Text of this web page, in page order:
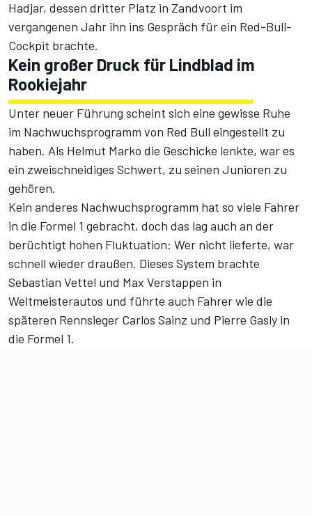
Hadjar, dessen dritter Platz in Zandvoort im
vergangenen Jahr ihn ins Gespräch für ein Red-Bull-
Cockpit brachte.
Kein großer Druck für Lindblad im
Rookiejahr
Unter neuer Führung scheint sich eine gewisse Ruhe
im Nachwuchsprogramm von Red Bull eingestellt zu
haben. Als Helmut Marko die Geschicke lenkte, war es
ein zweischneidiges Schwert, zu seinen Junioren zu
gehören.
Kein anderes Nachwuchsprogramm hat so viele Fahrer
in die Formel 1 gebracht, doch das lag auch an der
berüchtigt hohen Fluktuation: Wer nicht lieferte, war
schnell wieder draußen. Dieses System brachte
Sebastian Vettel und Max Verstappen in
Weltmeisterautos und führte auch Fahrer wie die
späteren Rennsieger Carlos Sainz und Pierre Gasly in
die Formel 1.